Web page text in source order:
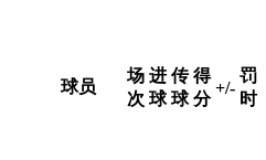
球员
场
次
进
球
传
球
得
分
+/-
罚
时